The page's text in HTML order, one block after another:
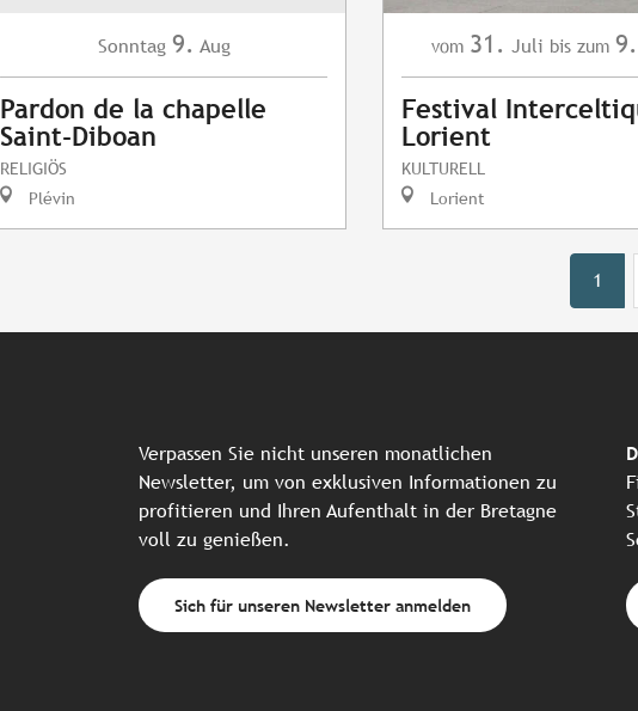
Sonntag 9. Aug
Pardon de la chapelle
Saint-Diboan
RELIGIÖS
Plévin
vom 31. Juli bis zum 9.
Festival
Lorient
KULTURELL
Lorient
1
Verpassen Sie nicht unseren monatlichen
Newsletter, um von exklusiven Informationen zu
profitieren und Ihren Aufenthalt in der Bretagne
voll zu genießen.
Sich für unseren Newsletter anmelden